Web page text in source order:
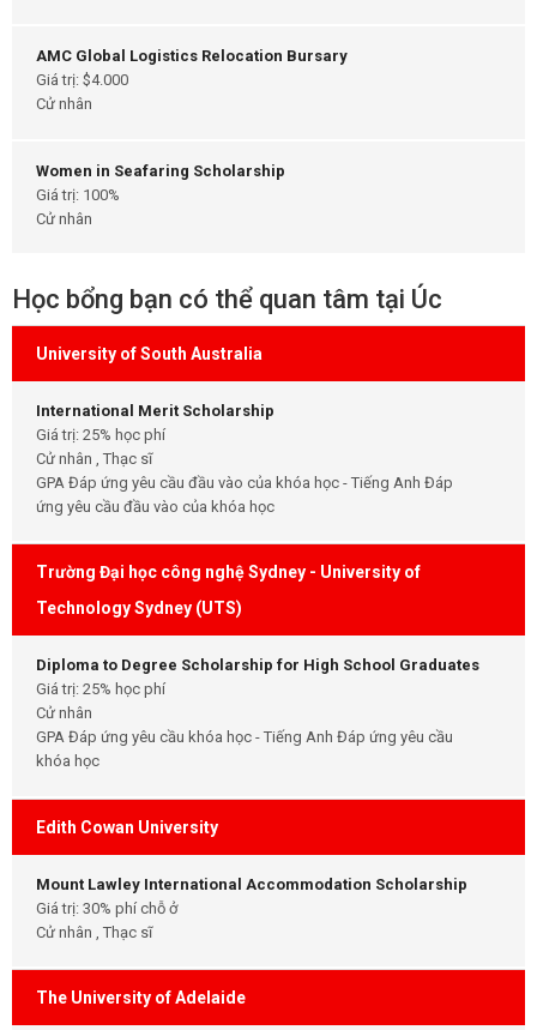
AMC Global Logistics Relocation Bursary
Giá trị: $4.000
Cử nhân
Women in Seafaring Scholarship
Giá trị: 100%
Cử nhân
Học bổng bạn có thể quan tâm tại Úc
University of South Australia
International Merit Scholarship
Giá trị: 25% học phí
Cử nhân , Thạc sĩ
GPA Đáp ứng yêu cầu đầu vào của khóa học - Tiếng Anh Đáp
ứng yêu cầu đầu vào của khóa học
Trường Đại học công nghệ Sydney - University of
Technology Sydney (UTS)
Diploma to Degree Scholarship for High School Graduates
Giá trị: 25% học phí
Cử nhân
GPA Đáp ứng yêu cầu khóa học - Tiếng Anh Đáp ứng yêu cầu
khóa học
Edith Cowan University
Mount Lawley International Accommodation Scholarship
Giá trị: 30% phí chỗ ở
Cử nhân , Thạc sĩ
The University of Adelaide